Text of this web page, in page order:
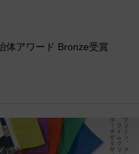
体アワード Bronze受賞